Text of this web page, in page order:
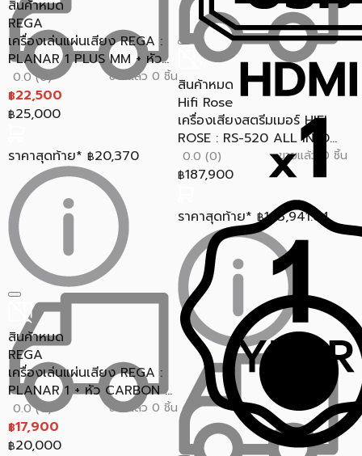
สินค้าหมด
Hifi Rose
เครื่องเสียงสตรีมเมอร์ HIFI
ROSE : RS-520 ALL IN O...
0.0 (0) ขายแล้ว 0 ชิ้น
฿187,900
ราคาสุดท้าย* ฿163,941.64
สินค้าหมด
REGA
เครื่องเล่นแผ่นเสียง REGA :
PLANAR 1 PLUS MM + หัว...
0.0 (0) ขายแล้ว 0 ชิ้น
฿22,500
฿25,000
ราคาสุดท้าย* ฿20,370
สินค้าหมด
REGA
เครื่องเล่นแผ่นเสียง REGA :
PLANAR 1 + หัว CARBON ...
0.0 (0) ขายแล้ว 0 ชิ้น
฿17,900
฿20,000